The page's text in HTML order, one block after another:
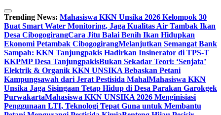
Skip
to
content
Trending News: Mahasiswa KKN Unsika 2026 Kelompok 30
Buat Smart Water Monitoring, Jaga Kualitas Air Tambak Ikan
Desa CibogogirangCara Jitu Balai Benih Ikan Hidupkan
Ekonomi Petambak CibogogirangMelanjutkan Semangat Bank
Sampah: KKN Tanjungpakis Hadirkan Insinerator di TPS-T
KKPMP Desa TanjungpakisBukan Sekadar Teori: ‘Senjata’
Elektrik & Organik KKN UNSIKA Bebaskan Petani
Kampungsawah dari Jerat Pestisida MahalMahasiswa KKN
Unsika Jaga Sisingaan Tetap Hidup di Desa Parakan Garokgek
PurwakartaMahasiswa KKN UNSIKA 2026 Menginisiasi
Penggunaan LTI, Teknologi Tepat Guna untuk Membantu